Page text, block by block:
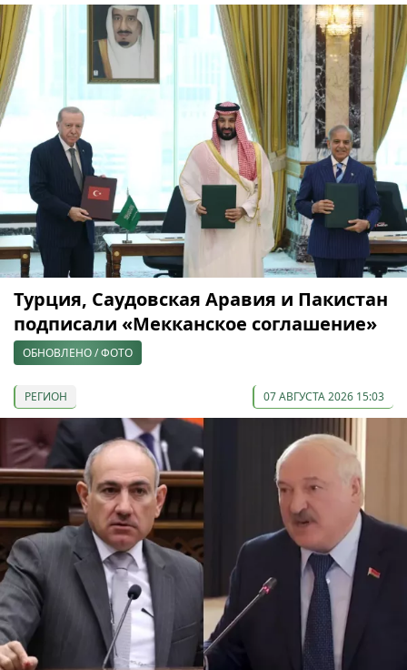
Турция, Саудовская Аравия и Пакистан
подписали «Мекканское соглашение»
ОБНОВЛЕНО / ФОТО
РЕГИОН 07 АВГУСТА 2026 15:03